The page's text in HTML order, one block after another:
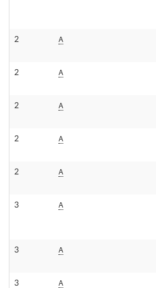
2 A
2 A
2 A
2 A
2 A
3 A
3 A
3 A